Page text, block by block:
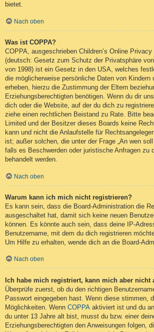
bietet.
Nach oben
Was ist COPPA?
COPPA, ausgeschrieben Children’s Online
(deutsch: Gesetz zum Schutz der Privatsphäre
von 1998) ist ein Gesetz in den USA, welches
die möglicherweise persönliche Daten von Kindern
erheben, hierzu die Zustimmung der Eltern
Erziehungsberechtigten benötigen. Wenn du dir
dich oder die Website, auf der du dich zu
ziehe einen rechtlichen Beistand zu Rate. Bitte
Limited und der Besitzer dieses Boards keine
kann und nicht die Anlaufstelle für
ist; außer solchen, die unter der Frage „An wen
falls es Beschwerden oder juristische Anfragen zu
behandelt werden.
Nach oben
Warum kann ich mich nicht registrieren?
Es kann sein, dass die Board-Administration die
ausgeschaltet hat, damit sich keine neuen
können. Es könnte auch sein, dass deine IP-
Benutzername, mit dem du dich registrieren
Um Hilfe zu erhalten, wende dich an die Board-
Nach oben
Ich habe mich registriert, kann mich aber nicht
Überprüfe zuerst, ob du den richtigen
Passwort eingegeben hast. Wenn diese stimmen,
Möglichkeiten. Wenn COPPA aktiviert ist und du
du unter 13 Jahre alt bist, musst du bzw. einer
Erziehungsberechtigten den Anweisungen folgen,